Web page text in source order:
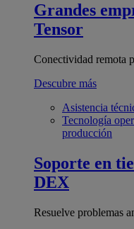
Grandes
Tensor
Conectividad remota
Descubre más
Asistencia
Tecnología
producción
Soporte en
DEX
Resuelve problemas